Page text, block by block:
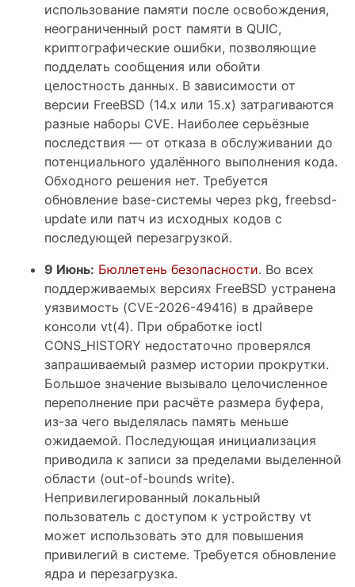
использование памяти после освобождения,
неограниченный рост памяти в QUIC,
криптографические ошибки, позволяющие
подделать сообщения или обойти
целостность данных. В зависимости от
версии FreeBSD (14.x или 15.x) затрагиваются
разные наборы CVE. Наиболее серьёзные
последствия — от отказа в обслуживании до
потенциального удалённого выполнения кода.
Обходного решения нет. Требуется
обновление base-системы через pkg, freebsd-
update или патч из исходных кодов с
последующей перезагрузкой.
9 Июнь: Бюллетень безопасности. Во всех
поддерживаемых версиях FreeBSD устранена
уязвимость (CVE-2026-49416) в драйвере
консоли vt(4). При обработке ioctl
CONS_HISTORY недостаточно проверялся
запрашиваемый размер истории прокрутки.
Большое значение вызывало целочисленное
переполнение при расчёте размера буфера,
из-за чего выделялась память меньше
ожидаемой. Последующая инициализация
приводила к записи за пределами выделенной
области (out-of-bounds write).
Непривилегированный локальный
пользователь с доступом к устройству vt
может использовать это для повышения
привилегий в системе. Требуется обновление
ядра и перезагрузка.